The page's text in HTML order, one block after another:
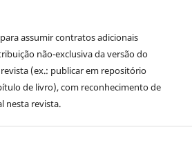
assumir contratos adicionais
não-exclusiva da versão do
(ex.: publicar em repositório
de livro), com reconhecimento de
nesta revista.